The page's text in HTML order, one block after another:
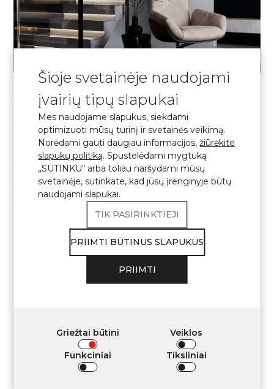
Akmens išvaizda įkvėpta kelionių po vaizdingus
Prancūzijos kampelius, o tai atsispindi dviejose
pagrindinėse kolekcijose: marmuro ir granito. Avant
Quartz dizaino galimybės stebina realizmu: plokštės
atkartoja sudėtingus natūralaus akmens raštus su
būdingomis gyslomis, švelniais spalvų perėjimais ir
autentiškomis intarpomis. Dėl plačios paletės – nuo
klasikinio balto marmuro iki gilių tamsių tekstūrų –
medžiaga organiškai įsilieja tiek į prabangų klasikinį, tiek į
modernų minimalizmą ar industrinį stilių.
SAUGUMAS IR ILGALAIKIS
NAUDOJIMAS
atsiskleidžia matinėse apdailose. Tai ypač svarbu šeimoms
su vaikais ir komercinėms patalpoms.
Be to, monolitinė plokščių struktūra be mikroįtrūkimų ir
Šioje svetainėje naudojami
įvairių tipų slapukai
Mes naudojame slapukus, siekdami
optimizuoti mūsų turinį ir svetainės veikimą.
Norėdami gauti daugiau informacijos,žiūrėkite
slapukų politiką. Spustelėdami mygtuką
„SUTINKU“ arba toliau naršydami mūsų
svetainėje, sutinkate, kad jūsų įrenginyje būtų
naudojami slapukai.
TIK PASIRINKTIEJI
PRIIMTI BŪTINUS SLAPUKUS
PRIIMTI
Griežtai būtini Veiklos
Funkciniai Tiksliniai